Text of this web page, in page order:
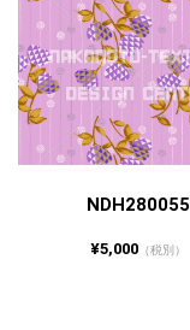
NDH280055
¥5,000 （税別）